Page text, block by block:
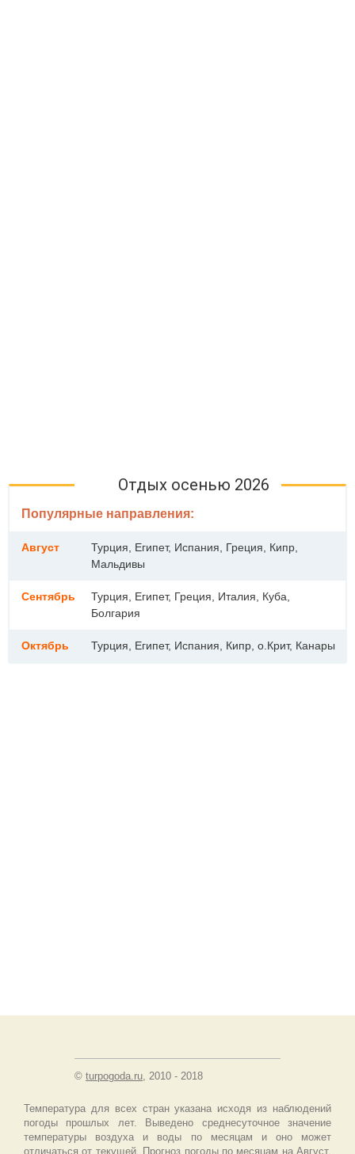
Отдых осенью 2026
Популярные направления:
Август
Турция, Египет, Испания, Греция, Кипр,
Мальдивы
Сентябрь
Турция, Египет, Греция, Италия, Куба,
Болгария
Октябрь Турция, Египет, Испания, Кипр, о.Крит, Канары
© turpogoda.ru , 2010 - 2018
Температура для всех стран указана исходя из наблюдений
погоды прошлых лет. Выведено среднесуточное значение
температуры воздуха и воды по месяцам и оно может
отличаться от текущей. Прогноз погоды по месяцам на Август,